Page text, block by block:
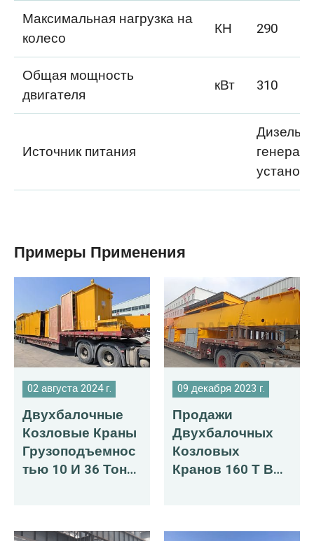
Максимальная нагрузка на
колесо
КН 290
Общая мощность
двигателя
кВт 310
Источник питания
Дизель-
Примеры Применения
02 августа 2024 г.
Двухбалочные
Козловые Краны
Грузоподъемнос
Тью 10 И 36 Тонн
09 декабря 2023 г.
Продажи
Двухбалочных
Козловых
Кранов 160 Т В